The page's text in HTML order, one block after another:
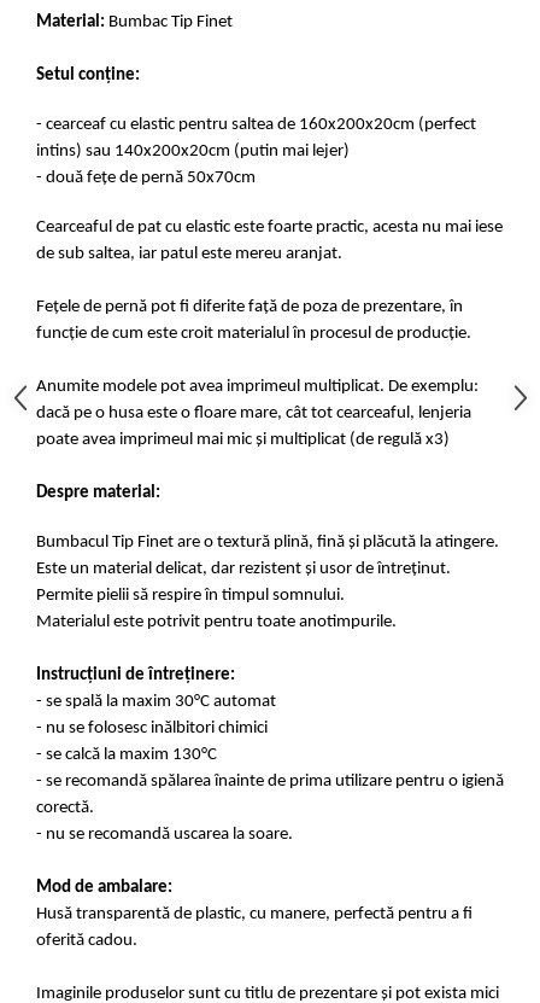
Material: Bumbac Tip Finet
Setul conține:
- cearceaf cu elastic pentru saltea de 160x200x20cm (perfect
intins) sau 140x200x20cm (putin mai lejer)
- două fețe de pernă 50x70cm
Cearceaful de pat cu elastic este foarte practic, acesta nu mai iese
de sub saltea, iar patul este mereu aranjat.
Fețele de pernă pot fi diferite față de poza de prezentare, în
funcție de cum este croit materialul în procesul de producție.
Anumite modele pot avea imprimeul multiplicat. De exemplu:
dacă pe o husa este o floare mare, cât tot cearceaful, lenjeria
poate avea imprimeul mai mic și multiplicat (de regulă x3)
Despre material:
Bumbacul Tip Finet are o textură plină, fină și plăcută la atingere.
Este un material delicat, dar rezistent și usor de întreținut.
Permite pielii să respire în timpul somnului.
Materialul este potrivit pentru toate anotimpurile.
Instrucțiuni de întreținere:
- se spală la maxim 30°C automat
- nu se folosesc inălbitori chimici
- se calcă la maxim 130°C
- se recomandă spălarea înainte de prima utilizare pentru o igienă
corectă.
- nu se recomandă uscarea la soare.
Mod de ambalare:
Husă transparentă de plastic, cu manere, perfectă pentru a fi
oferită cadou.
Imaginile produselor sunt cu titlu de prezentare și pot exista mici